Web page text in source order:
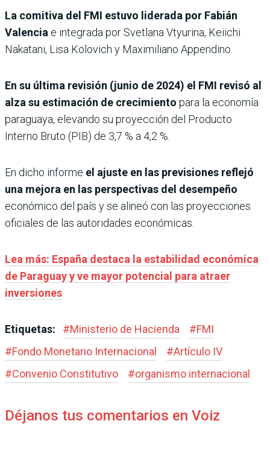
La comitiva del FMI estuvo liderada por Fabián
Valencia e integrada por Svetlana Vtyurina, Keiichi
Nakatani, Lisa Kolovich y Maximiliano Appendino.
En su última revisión (junio de 2024) el FMI revisó al
alza su estimación de crecimiento para la economía
paraguaya, elevando su proyección del Producto
Interno Bruto (PIB) de 3,7 % a 4,2 %.
En dicho informe el ajuste en las previsiones reflejó
una mejora en las perspectivas del desempeño
económico del país y se alineó con las proyecciones
oficiales de las autoridades económicas.
Lea más: España destaca la estabilidad económica
de Paraguay y ve mayor potencial para atraer
inversiones
Etiquetas: #Ministerio de Hacienda #FMI
#Fondo Monetario Internacional #Artículo IV
#Convenio Constitutivo #organismo internacional
Déjanos tus comentarios en Voiz